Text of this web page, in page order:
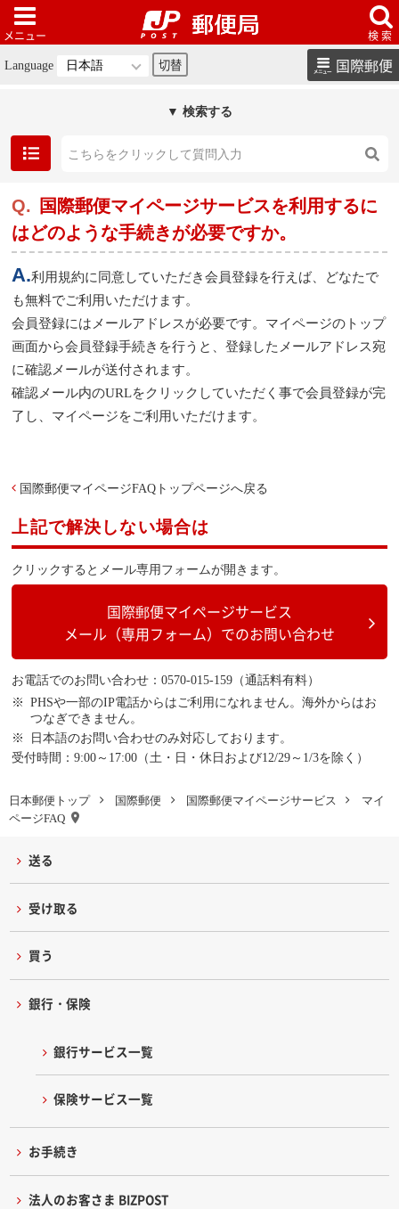
Language 国際郵便
▼ 検索する
日本郵便トップ 国際郵便 国際郵便マイページサービス
マイ
ページFAQ
国際郵便マイページサービスを利用するに
はどのような手続きが必要ですか。
利用規約に同意していただき会員登録を行えば、どなたで
も無料でご利用いただけます。
会員登録にはメールアドレスが必要です。マイページのトップ
画面から会員登録手続きを行うと、登録したメールアドレス宛
に確認メールが送付されます。
確認メール内のURLをクリックしていただく事で会員登録が完
了し、マイページをご利用いただけます。
国際郵便マイページFAQトップページへ戻る
上記で解決しない場合は
クリックするとメール専用フォームが開きます。
国際郵便マイページサービス
メール（専用フォーム）でのお問い合わせ
お電話でのお問い合わせ：0570-015-159（通話料有料）
PHSや一部のIP電話からはご利用になれません。海外からはお
つなぎできません。
日本語のお問い合わせのみ対応しております。
受付時間：9:00～17:00（土・日・休日および12/29～1/3を除く）
送る
受け取る
買う
銀行・保険
銀行サービス一覧
保険サービス一覧
お手続き
法人のお客さま BIZPOST